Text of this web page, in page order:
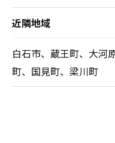
近隣地域
白石市、蔵王町、大河
町、国見町、梁川町